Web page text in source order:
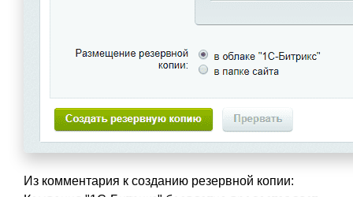
Из комментария к созданию резервной копии: